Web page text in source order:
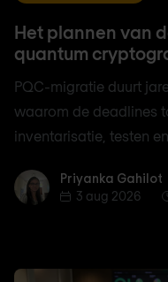
Het plannen van
quantum
PQC-migratie duurt
waarom de deadlines
inventarisatie, testen
Priyanka Gahilot
Priyanka Gahilot
3 aug 2026